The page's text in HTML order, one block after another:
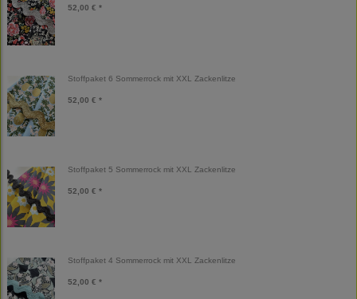
52,00 € *
Stoffpaket 6 Sommerrock mit XXL Zackenlitze
52,00 € *
Stoffpaket 5 Sommerrock mit XXL Zackenlitze
52,00 € *
Stoffpaket 4 Sommerrock mit XXL Zackenlitze
52,00 € *